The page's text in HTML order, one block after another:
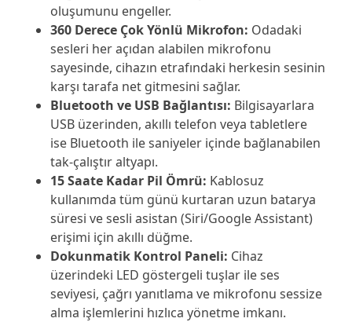
oluşumunu engeller.
360 Derece Çok Yönlü Mikrofon: Odadaki
sesleri her açıdan alabilen mikrofonu
sayesinde, cihazın etrafındaki herkesin sesinin
karşı tarafa net gitmesini sağlar.
Bluetooth ve USB Bağlantısı: Bilgisayarlara
USB üzerinden, akıllı telefon veya tabletlere
ise Bluetooth ile saniyeler içinde bağlanabilen
tak-çalıştır altyapı.
15 Saate Kadar Pil Ömrü: Kablosuz
kullanımda tüm günü kurtaran uzun batarya
süresi ve sesli asistan (Siri/Google Assistant)
erişimi için akıllı düğme.
Dokunmatik Kontrol Paneli: Cihaz
üzerindeki LED göstergeli tuşlar ile ses
seviyesi, çağrı yanıtlama ve mikrofonu sessize
alma işlemlerini hızlıca yönetme imkanı.